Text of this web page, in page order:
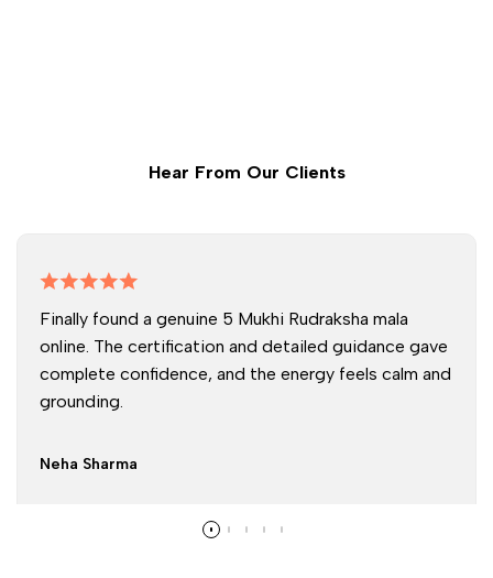
Hear From Our Clients
Finally found a genuine 5 Mukhi Rudraksha mala
online. The certification and detailed guidance gave
complete confidence, and the energy feels calm and
grounding.
Neha Sharma